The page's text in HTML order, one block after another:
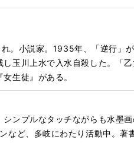
。小説家。1935年、「逆行」
玉川上水で入水自殺した。「
生徒』がある。
ンプルなタッチながらも水墨
など、多岐にわたり活動中。